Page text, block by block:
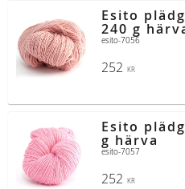
Esito
240 g
esito-7056
252 KR
Esito
g härva
esito-7057
252 KR